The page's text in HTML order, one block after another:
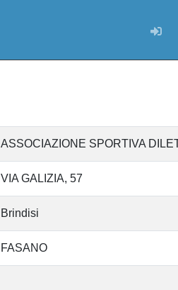
ASSOCIAZIONE SPORTIVA
VIA GALIZIA, 57
Brindisi
FASANO